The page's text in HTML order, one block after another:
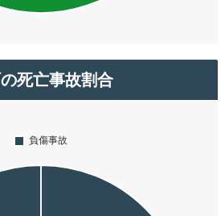
死亡事故割合